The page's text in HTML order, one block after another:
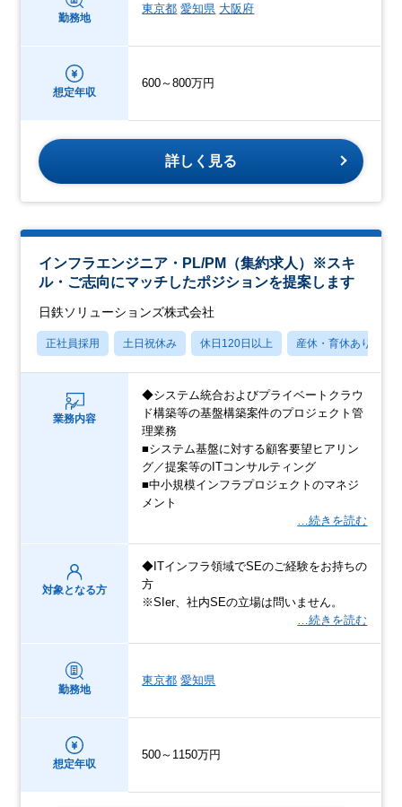
勤務地
東京都 愛知県 大阪府
想定年収
600～800万円
詳しく見る
インフラエンジニア・PL/PM（集約求人）※スキ
ル・ご志向にマッチしたポジションを提案します
日鉄ソリューションズ株式会社
正社員採用 土日祝休み 休日120日以上 産休・育休あり
業務内容
◆システム統合およびプライベートクラウ
ド構築等の基盤構築案件のプロジェクト管
理業務
■システム基盤に対する顧客要望ヒアリン
グ／提案等のITコンサルティング
■中小規模インフラプロジェクトのマネジ
メント
…続きを読む
対象となる方
◆ITインフラ領域でSEのご経験をお持ちの
方
※SIer、社内SEの立場は問いません。
…続きを読む
勤務地
東京都 愛知県
想定年収
500～1150万円